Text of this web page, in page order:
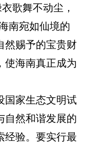
歌舞不动尘，
南宛如仙境的
然赐予的宝贵财
使海南真正成为
家生态文明试
自然和谐发展的
经验。要实行最